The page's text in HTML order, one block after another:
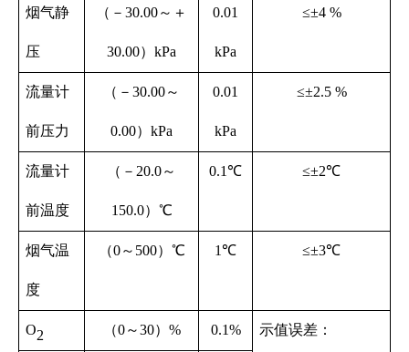
烟气静
压
（－30.00～ ＋
30.00）kPa
0.01
kPa
≤±4 %
流量计
前压力
（－30.00～
0.00）kPa
0.01
kPa
≤±2.5 %
流量计
前温度
（－20.0～
150.0）℃
0.1℃ ≤±2℃
烟气温
度
（0～500）℃ 1℃ ≤±3℃
O2 （0～30）% 0.1% 示值误差：